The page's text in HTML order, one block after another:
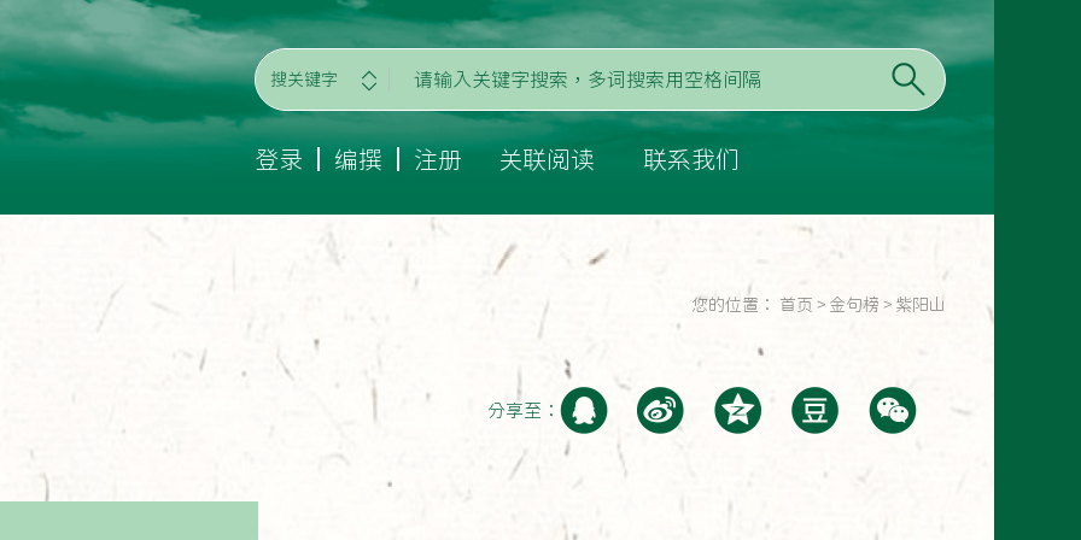
搜关键字
登录 编撰 注册 关联阅读 联系我们
您的位置： 首页 > 金句榜 > 紫阳山
分享至：